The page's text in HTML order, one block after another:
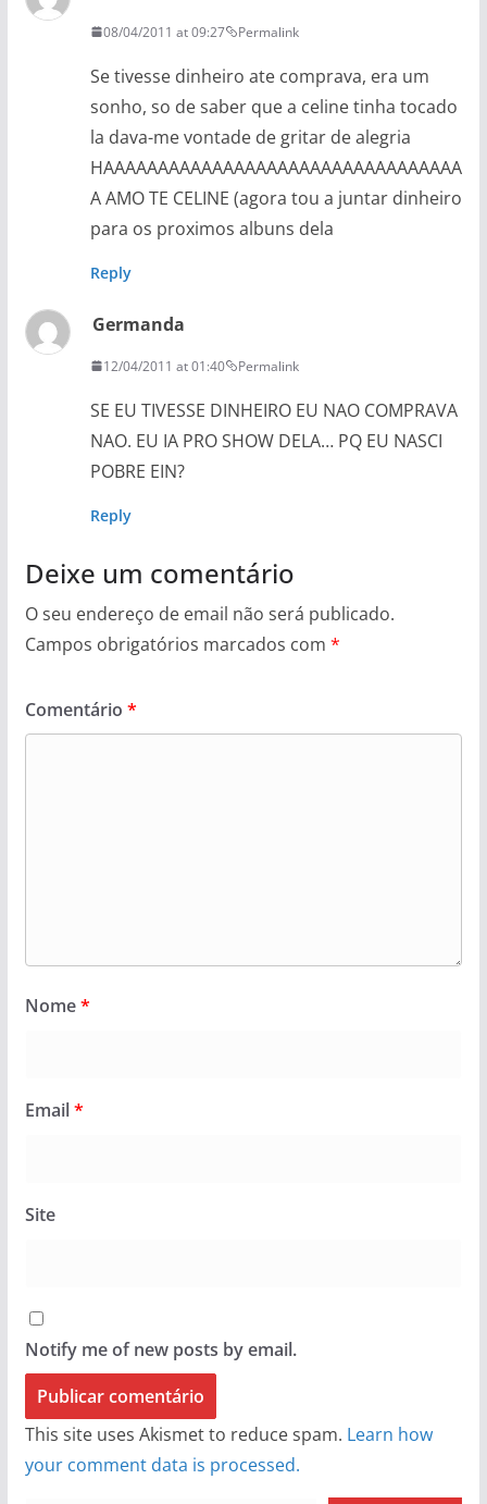
08/04/2011 at 09:27 Permalink
Se tivesse dinheiro ate comprava, era um
sonho, so de saber que a celine tinha tocado
la dava-me vontade de gritar de alegria
HAAAAAAAAAAAAAAAAAAAAAAAAAAAAAAAAA
A AMO TE CELINE (agora tou a juntar dinheiro
para os proximos albuns dela
Reply
Germanda
12/04/2011 at 01:40 Permalink
SE EU TIVESSE DINHEIRO EU NAO COMPRAVA
NAO. EU IA PRO SHOW DELA… PQ EU NASCI
POBRE EIN?
Reply
Deixe um comentário
O seu endereço de email não será publicado.
Campos obrigatórios marcados com *
Comentário *
Nome*
Email*
Site
Notify me of new posts by email.
This site uses Akismet to reduce spam. Learn how
your comment data is processed.